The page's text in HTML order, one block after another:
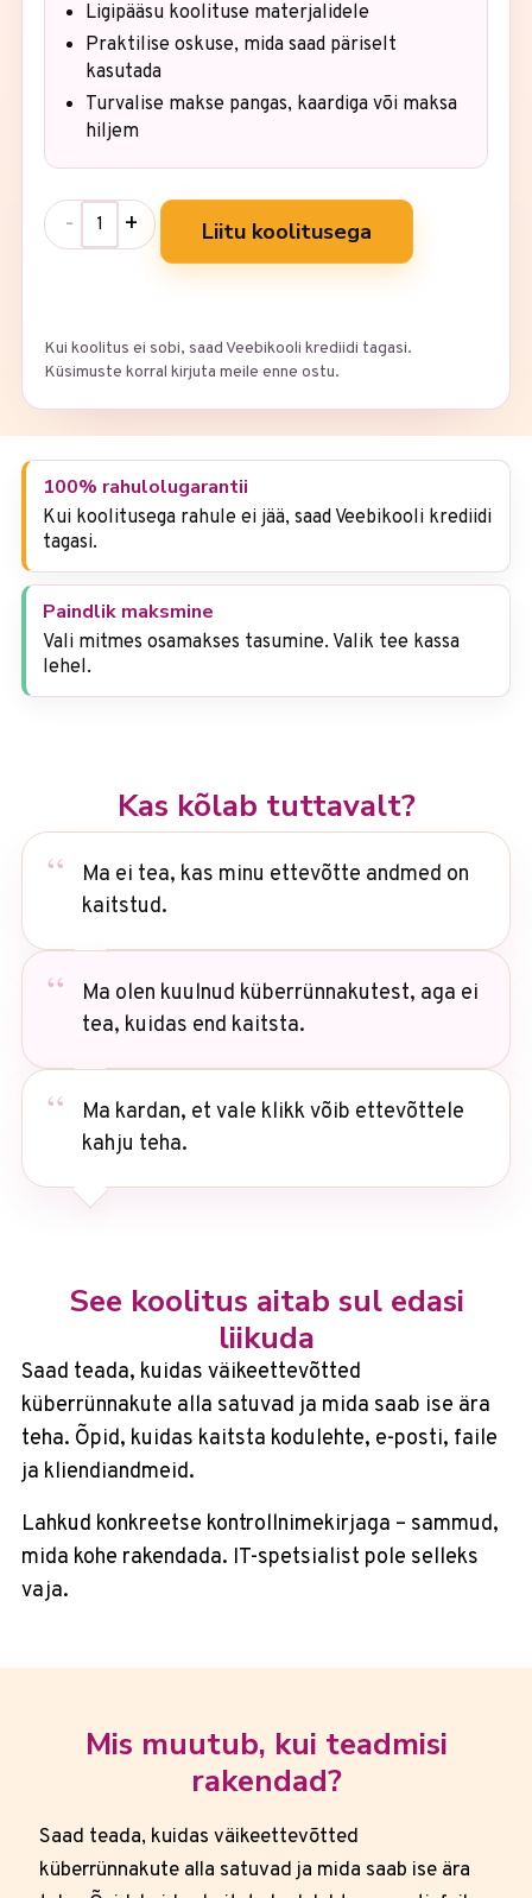
Ligipääsu koolituse materjalidele
Praktilise oskuse, mida saad päriselt
kasutada
Turvalise makse pangas, kaardiga või maksa
hiljem
- + Liitu koolitusega
Kui koolitus ei sobi, saad Veebikooli krediidi tagasi.
Küsimuste korral kirjuta meile enne ostu.
100% rahulolugarantii
Kui koolitusega rahule ei jää, saad Veebikooli krediidi
tagasi.
Paindlik maksmine
Vali mitmes osamakses tasumine. Valik tee kassa
lehel.
Kas kõlab tuttavalt?
Ma ei tea, kas minu ettevõtte andmed on
kaitstud.
Ma olen kuulnud küberrünnakutest, aga ei
tea, kuidas end kaitsta.
Ma kardan, et vale klikk võib ettevõttele
kahju teha.
See koolitus aitab sul edasi
liikuda
Saad teada, kuidas väikeettevõtted
küberrünnakute alla satuvad ja mida saab ise ära
teha. Õpid, kuidas kaitsta kodulehte, e-posti, faile
ja kliendiandmeid.
Lahkud konkreetse kontrollnimekirjaga – sammud,
mida kohe rakendada. IT-spetsialist pole selleks
vaja.
Mis muutub, kui teadmisi
rakendad?
Saad teada, kuidas väikeettevõtted
küberrünnakute alla satuvad ja mida saab ise ära